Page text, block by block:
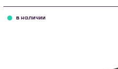
в наличии